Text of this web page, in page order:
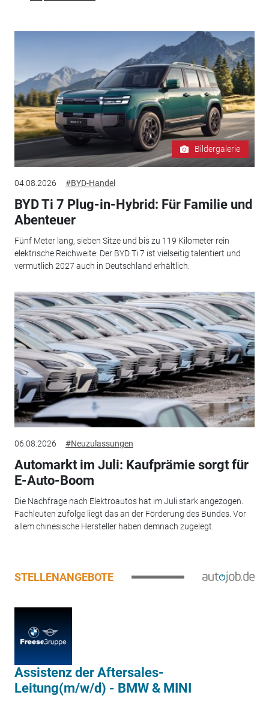
Bildergalerie
04.08.2026 #BYD-Handel
BYD Ti 7 Plug-in-Hybrid: Für Familie und
Abenteuer
Fünf Meter lang, sieben Sitze und bis zu 119 Kilometer rein
elektrische Reichweite: Der BYD Ti 7 ist vielseitig talentiert und
vermutlich 2027 auch in Deutschland erhältlich.
06.08.2026 #Neuzulassungen
Automarkt im Juli: Kaufprämie sorgt für
E-Auto-Boom
Die Nachfrage nach Elektroautos hat im Juli stark angezogen.
Fachleuten zufolge liegt das an der Förderung des Bundes. Vor
allem chinesische Hersteller haben demnach zugelegt.
STELLENANGEBOTE
Assistenz der Aftersales-
Leitung(m/w/d) - BMW & MINI